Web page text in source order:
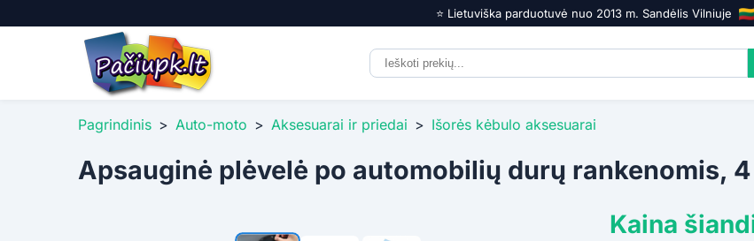
⭐️ Lietuviška parduotuvė nuo 2013 m. Sandėlis Vilniuje
Pagrindinis > Auto-moto > Aksesuarai ir priedai > Išorės kėbulo aksesuarai
Apsauginė plėvelė po automobilių durų rankenomis,
Kaina